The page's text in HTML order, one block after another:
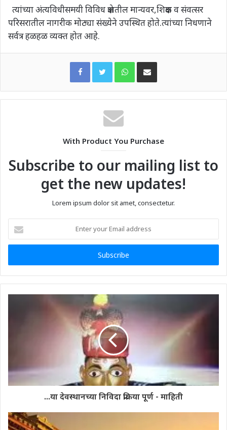
त्यांच्या अंत्यविधीसमयी विविध क्षेत्रातील मान्यवर,शिक्षक व संवत्सर
परिसरातील नागरीक मोठ्या संख्येने उपस्थित होते.त्यांच्या निधणाने
सर्वत्र हळहळ व्यक्त होत आहे.
WhatsAppShare via Email
With Product You Purchase
Subscribe to our mailing list to
get the new updates!
Lorem ipsum dolor sit amet, consectetur.
your
Email
...या देवस्थानच्या निविदा प्रक्रिया पूर्ण - माहिती